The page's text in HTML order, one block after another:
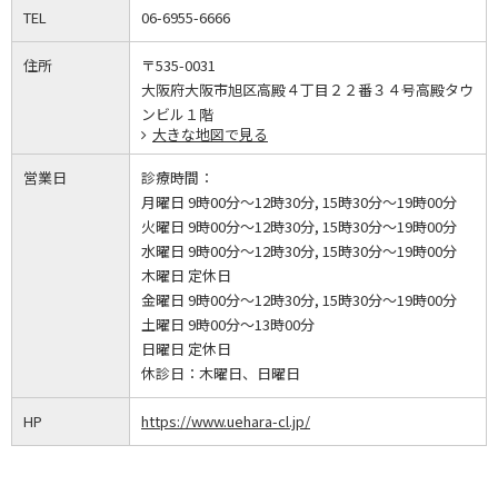
TEL 06-6955-6666
住所
〒535-0031
大阪府大阪市旭区高殿４丁目２２番３４号高殿タウ
ンビル１階
大きな地図で見る
営業日
診療時間：
月曜日 9時00分～12時30分, 15時30分～19時00分
火曜日 9時00分～12時30分, 15時30分～19時00分
水曜日 9時00分～12時30分, 15時30分～19時00分
木曜日 定休日
金曜日 9時00分～12時30分, 15時30分～19時00分
土曜日 9時00分～13時00分
日曜日 定休日
休診日： 木曜日、日曜日
HP https://www.uehara-cl.jp/